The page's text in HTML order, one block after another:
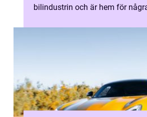
bilindustrin och är hem för